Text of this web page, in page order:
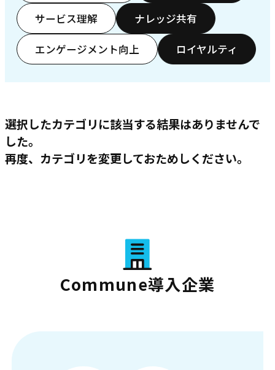
サービス理解 ナレッジ共有
エンゲージメント向上 ロイヤルティ
選択したカテゴリに該当する結果はありませんで
した。
再度、カテゴリを変更しておためしください。
Commune導入企業